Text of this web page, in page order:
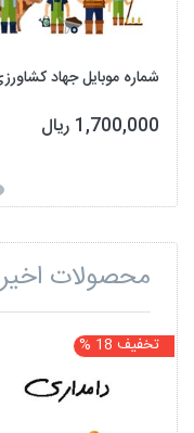
شماره موبایل جهاد
1,700,000 ریال
محصولات
تخفیف 18 %